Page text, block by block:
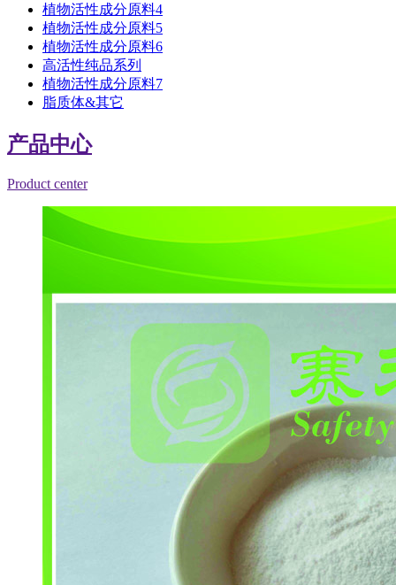
植物活性成分原料4
植物活性成分原料5
植物活性成分原料6
高活性纯品系列
植物活性成分原料7
脂质体&其它
产品中心
Product center